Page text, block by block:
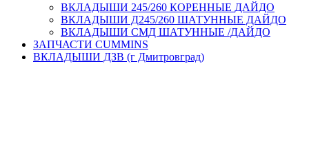
ВКЛАДЫШИ 245/260 КОРЕННЫЕ ДАЙДО
ВКЛАДЫШИ Д245/260 ШАТУННЫЕ ДАЙДО
ВКЛАДЫШИ СМД ШАТУННЫЕ /ДАЙДО
ЗАПЧАСТИ CUMMINS
ВКЛАДЫШИ ДЗВ (г Дмитровград)